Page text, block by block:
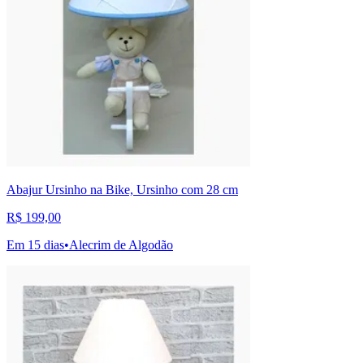
Abajur Ursinho na Bike, Ursinho com 28 cm
R$ 199,00
Em 15 dias•Alecrim de Algodão